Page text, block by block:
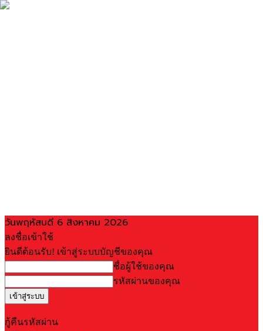
วันพฤหัสบดี 6 สิงหาคม 2026
ลงชื่อเข้าใช้
ยินดีต้อนรับ! เข้าสู่ระบบบัญชีของคุณ
ชื่อผู้ใช้ของคุณ
รหัสผ่านของคุณ
กู้คืนรหัสผ่าน